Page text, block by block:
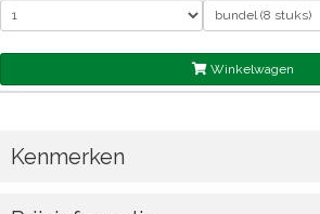
Winkelwagen
Kenmerken